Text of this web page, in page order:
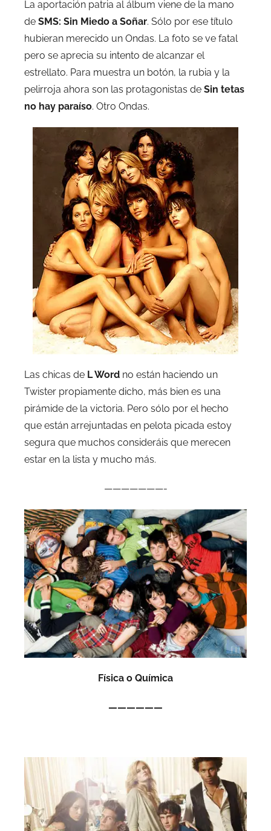
La aportación patria al álbum viene de la mano
de SMS: Sin Miedo a Soñar. Sólo por ese título
hubieran merecido un Ondas. La foto se ve fatal
pero se aprecia su intento de alcanzar el
estrellato. Para muestra un botón, la rubia y la
pelirroja ahora son las protagonistas de Sin tetas
no hay paraíso. Otro Ondas.
Las chicas de L Word no están haciendo un
Twister propiamente dicho, más bien es una
pirámide de la victoria. Pero sólo por el hecho
que están arrejuntadas en pelota picada estoy
segura que muchos consideráis que merecen
estar en la lista y mucho más.
———————-
Física o Química
——————